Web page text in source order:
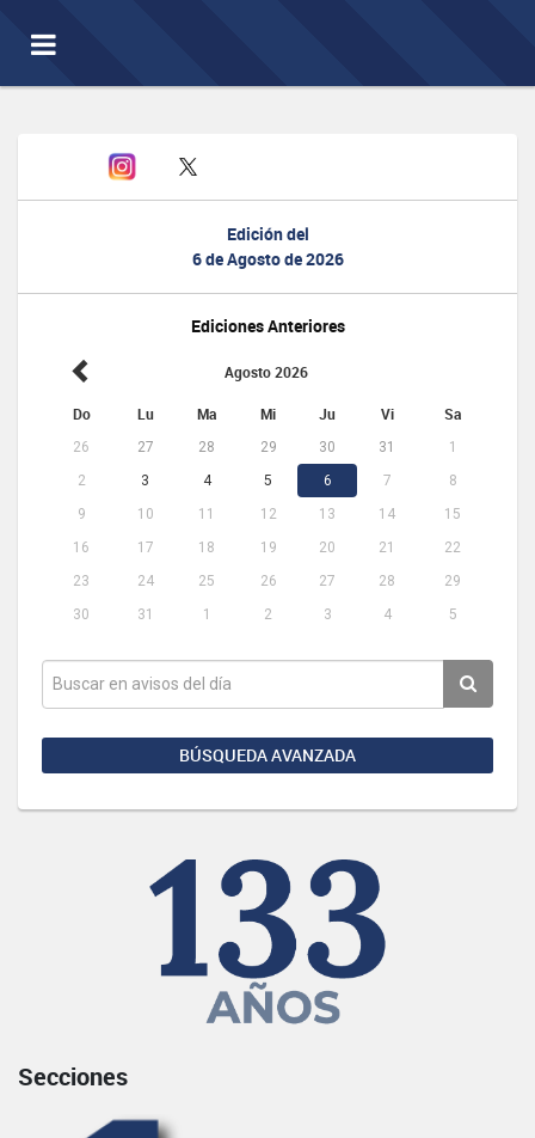
Toggle
navigation
Edición del
6 de Agosto de 2026
Ediciones Anteriores
Agosto 2026
Do Lu Ma Mi Ju Vi Sa
26 27 28 29 30 31
1
2
3 4 5 6 7
8
9
10 11 12 13 14
15
16
17 18 19 20 21
22
23
24 25 26 27 28
29
30
31 1 2 3 4 5
BÚSQUEDA AVANZADA
Secciones